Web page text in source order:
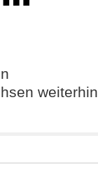
weiterhin